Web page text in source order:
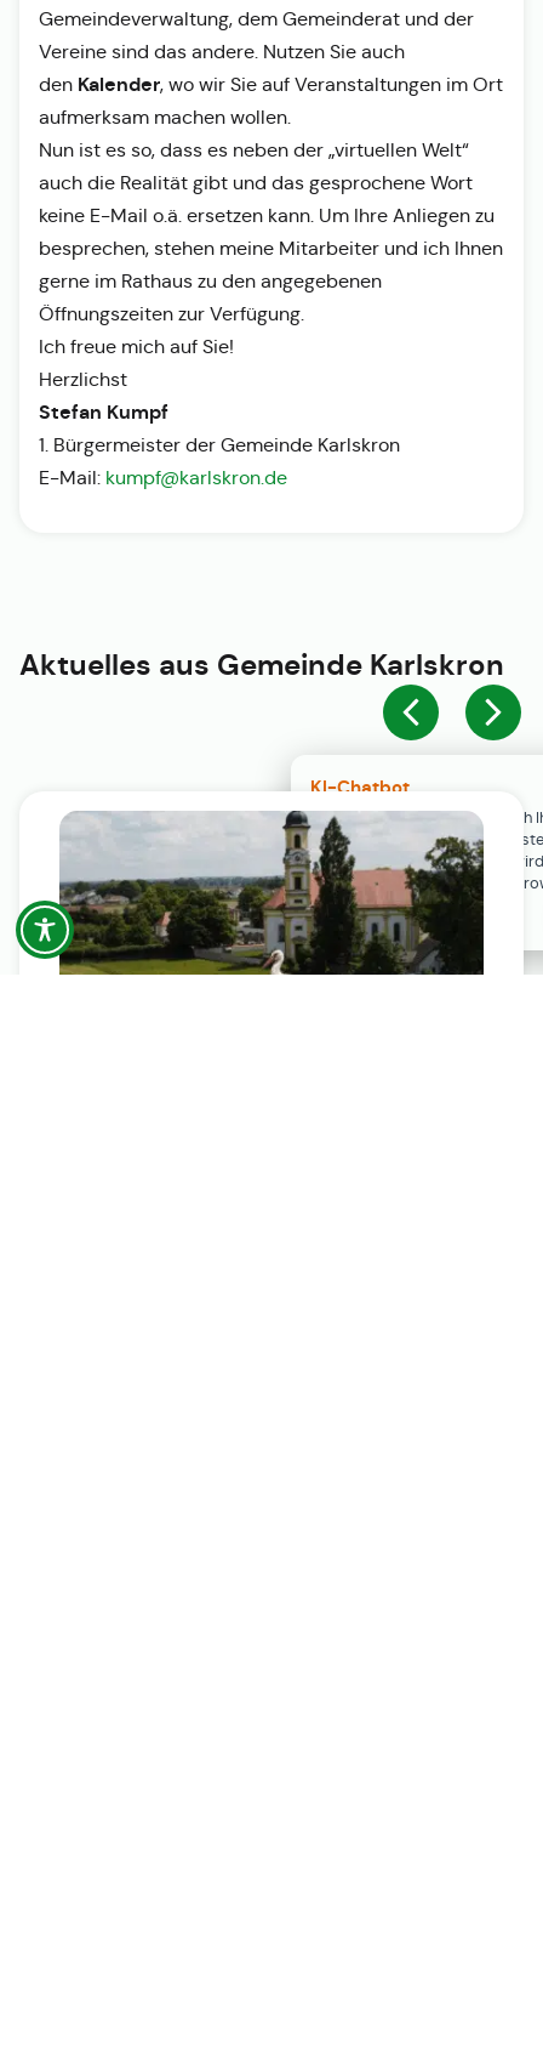
KI-Chatbot
Der KI-Chatbot steht erst nach
Einwilligung in den Cookie-
Verfügung. Der Chat-Verlauf
ausschließlich lokal in Ihrem
gespeichert.
Gemeindeverwaltung, dem Gemeinderat und der
Vereine sind das andere. Nutzen Sie auch
den Kalender, wo wir Sie auf Veranstaltungen im Ort
aufmerksam machen wollen.
Nun ist es so, dass es neben der „virtuellen Welt“
auch die Realität gibt und das gesprochene Wort
keine E-Mail o.ä. ersetzen kann. Um Ihre Anliegen zu
besprechen, stehen meine Mitarbeiter und ich Ihnen
gerne im Rathaus zu den angegebenen
Öffnungszeiten zur Verfügung.
Ich freue mich auf Sie!
Herzlichst
Stefan Kumpf
1. Bürgermeister der Gemeinde Karlskron
E-Mail: kumpf@karlskron.de
Aktuelles aus Gemeinde Karlskron